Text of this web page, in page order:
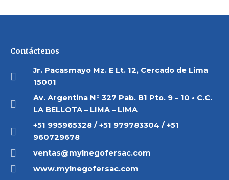
Contáctenos
Jr. Pacasmayo Mz. E Lt. 12, Cercado de Lima
15001
Av. Argentina N° 327 Pab. B1 Pto. 9 – 10 • C.C.
LA BELLOTA – LIMA – LIMA
+51 995965328 / +51 979783304 / +51
960729678
ventas@mylnegofersac.com
www.mylnegofersac.com